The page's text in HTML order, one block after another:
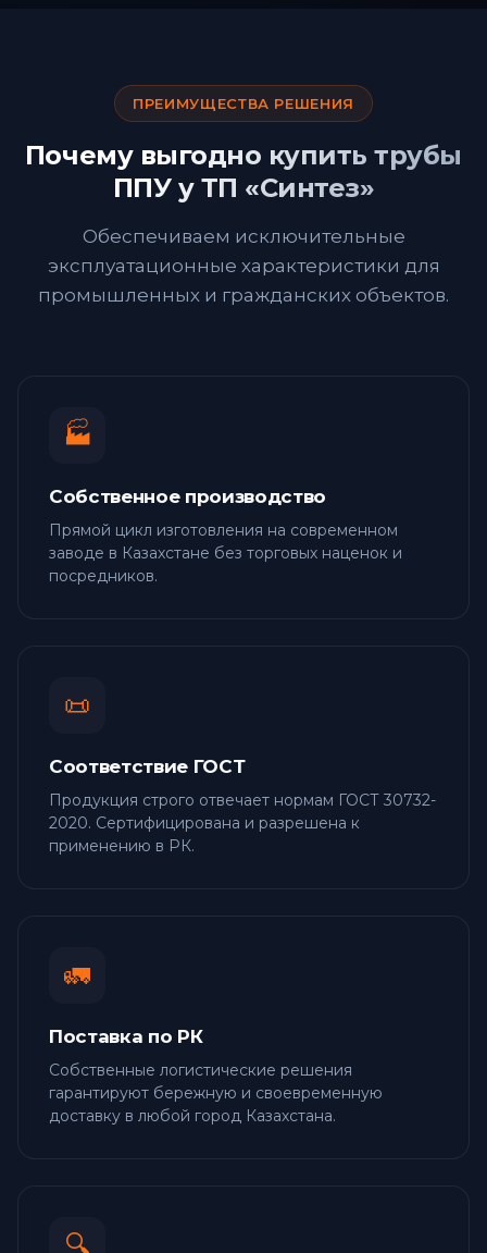
ПРЕИМУЩЕСТВА РЕШЕНИЯ
Почему выгодно купить трубы
ППУ у ТП «Синтез»
Обеспечиваем исключительные
эксплуатационные характеристики для
промышленных и гражданских объектов.
🏭
Собственное производство
Прямой цикл изготовления на современном
заводе в Казахстане без торговых наценок и
посредников.
📜
Соответствие ГОСТ
Продукция строго отвечает нормам ГОСТ 30732-
2020. Сертифицирована и разрешена к
применению в РК.
🚛
Поставка по РК
Собственные логистические решения
гарантируют бережную и своевременную
доставку в любой город Казахстана.
🔍